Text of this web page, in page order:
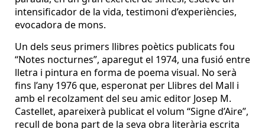
intensificador de la vida, testimoni d’experiències,
evocadora de mons.
Un dels seus primers llibres poètics publicats fou
“Notes nocturnes”, aparegut el 1974, una fusió entre
lletra i pintura en forma de poema visual. No serà
fins l’any 1976 que, esperonat per Llibres del Mall i
amb el recolzament del seu amic editor Josep M.
Castellet, apareixerà publicat el volum “Signe d’Aire”,
recull de bona part de la seva obra literària escrita